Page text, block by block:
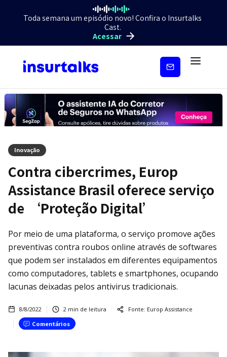
Toda semana um episódio novo! Confira o Insurtalks
Cast.
Acessar
Inscreva-
Inovação
Contra cibercrimes, Europ
Assistance Brasil oferece serviço
de ‘Proteção Digital’
Por meio de uma plataforma, o serviço promove ações
preventivas contra roubos online através de softwares
que podem ser instalados em diferentes equipamentos
como computadores, tablets e smartphones, ocupando
lacunas deixadas pelos antivirus tradicionais.
8/8/2022 2 min de leitura Fonte: Europ Assistance
Comentários